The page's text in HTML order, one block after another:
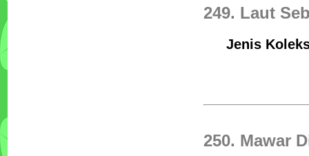
249. Laut
Jenis
250. Mawar